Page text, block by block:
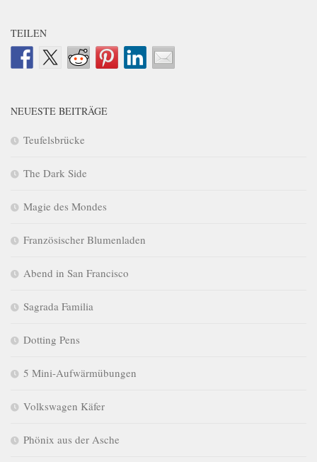
TEILEN
NEUESTE BEITRÄGE
Teufelsbrücke
The Dark Side
Magie des Mondes
Französischer Blumenladen
Abend in San Francisco
Sagrada Familia
Dotting Pens
5 Mini-Aufwärmübungen
Volkswagen Käfer
Phönix aus der Asche